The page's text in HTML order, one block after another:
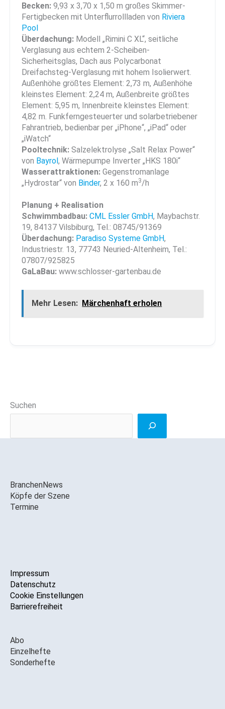
Becken:9,93 x 3,70 x 1,50 m großes Skimmer-
Fertigbecken mit Unterflurrollladen von Riviera
Pool
Überdachung: Modell „Rimini C XL“, seitliche
Verglasung aus echtem 2-Scheiben-
Sicherheitsglas, Dach aus Polycarbonat
Dreifachsteg-Verglasung mit hohem Isolierwert.
Außenhöhe größtes Element: 2,73 m, Außenhöhe
kleinstes Element: 2,24 m, Außenbreite größtes
Element: 5,95 m, Innenbreite kleinstes Ele­ment:
4,82 m. Funkferngesteuerter und solarbetriebener
Fahr­antrieb, bedienbar per „iPhone“, „iPad“ oder
„iWatch“
Pooltechnik:Salzelektrolyse „Salt Relax Power“
von Bayrol, Wärmepumpe Inverter „HKS 180i“
Wasserattraktionen:Gegenstromanlage
„Hydrostar“ von Binder, 2 x 160 m3/h
Planung + Realisation
Schwimmbadbau:CML Essler GmbH, Maybachstr.
19, 84137 Vilsbiburg, Tel.: 08745/91369
Überdachung: Paradiso Systeme GmbH,
Industriestr. 13, 77743 Neuried-Altenheim, Tel.:
07807/925825
GaLaBau:www.schlosser-gartenbau.de
Mehr Lesen: Märchenhaft erholen
Suchen
BranchenNews
Köpfe der Szene
Termine
Impressum
Datenschutz
Cookie Einstellungen
Barrierefreiheit
Abo
Einzelhefte
Sonderhefte